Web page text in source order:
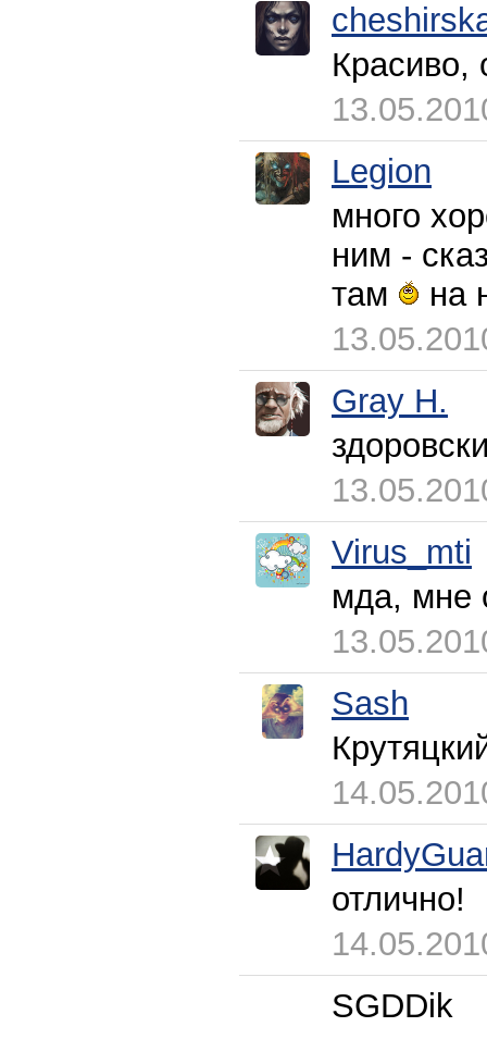
Красиво,
Legion
много
ним -
там
на
Gray H.
Virus_mti
мда, мне
Sash
отлично!
SGDDik